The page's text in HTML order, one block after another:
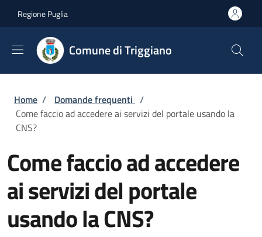
Regione Puglia
Comune di Triggiano
Briciole di pane
Home / Domande frequenti /
Come faccio ad accedere ai servizi del portale usando la
CNS?
Come faccio ad accedere
ai servizi del portale
usando la CNS?